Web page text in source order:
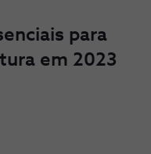
para
em 2023